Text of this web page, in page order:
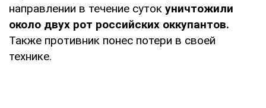
направлении в течение суток уничтожили
около двух рот российских оккупантов.
Также противник понес потери в своей
технике.